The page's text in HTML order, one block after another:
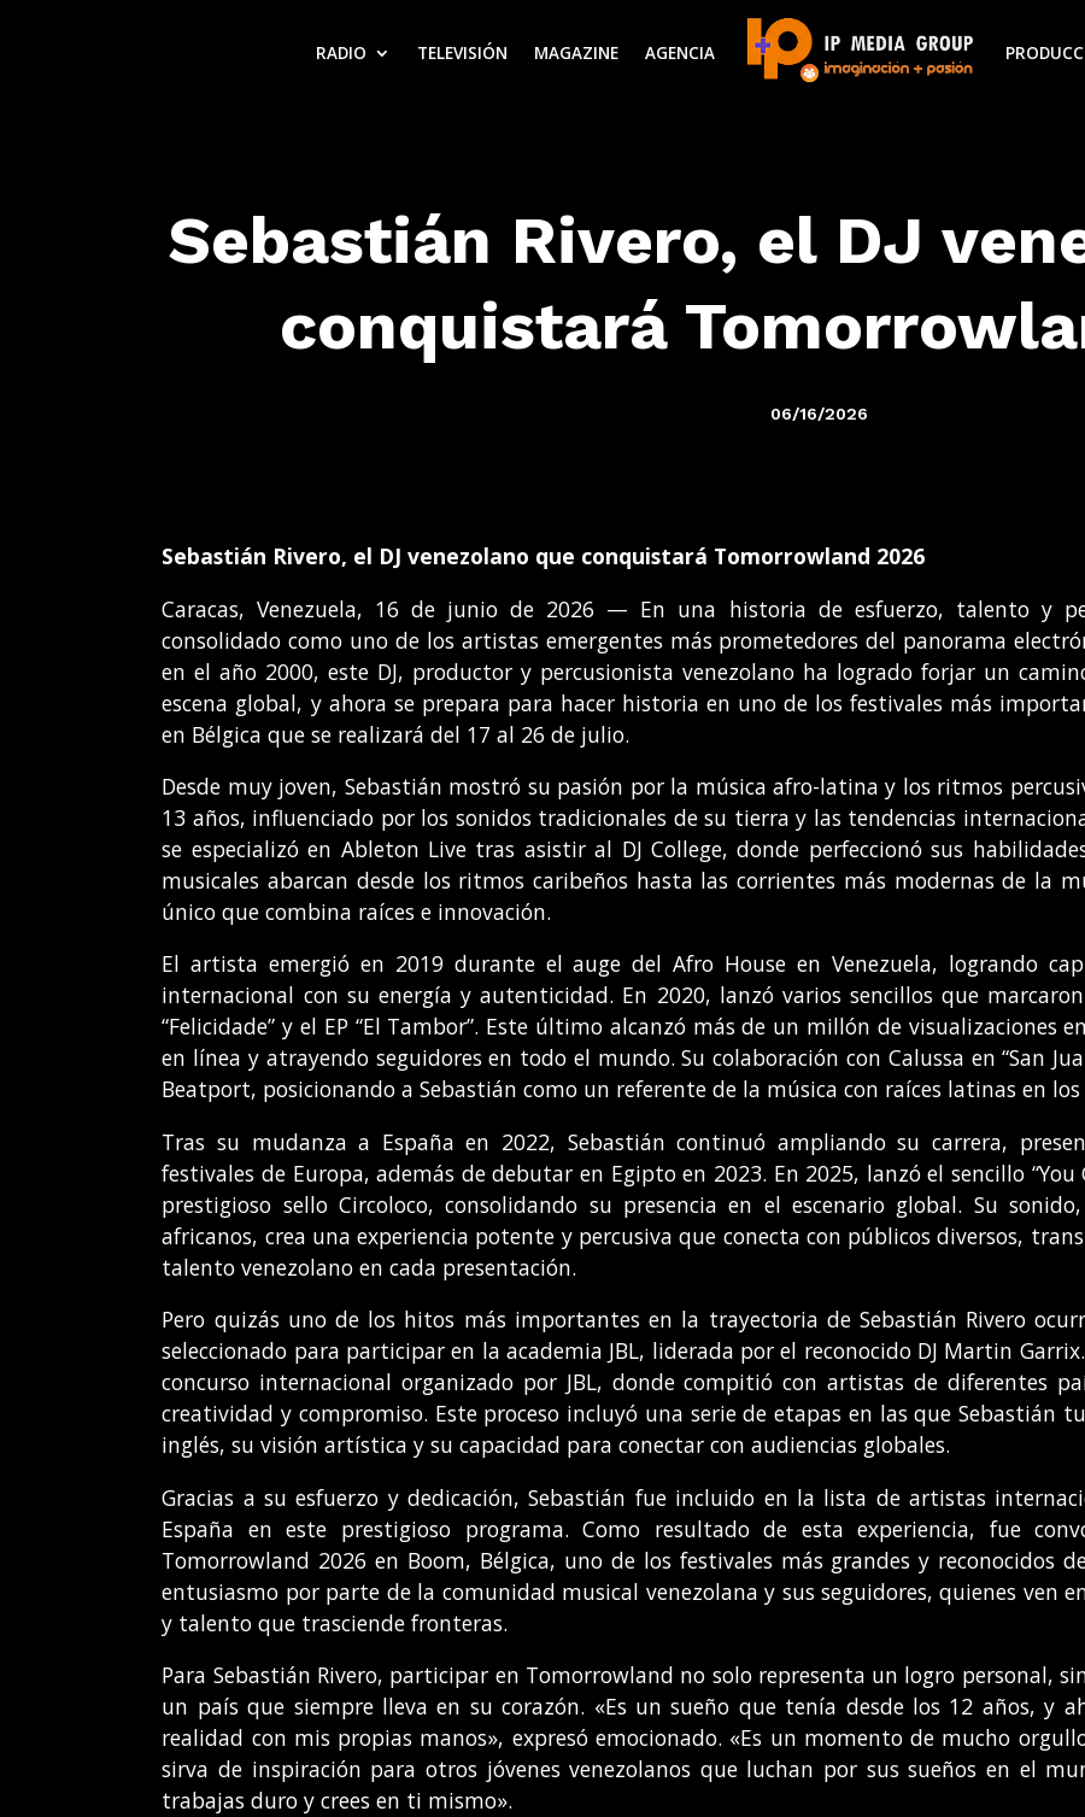
RADIO TELEVISIÓN MAGAZINE AGENCIA
Sebastián Rivero, el DJ
conquistará
06/16/2026
Sebastián Rivero, el DJ venezolano que conquistará Tomorrowland 2026
Caracas, Venezuela, 16 de junio de 2026 — En una historia de esfuerzo, talento y
consolidado como uno de los artistas emergentes más prometedores del panorama
en el año 2000, este DJ, productor y percusionista venezolano ha logrado forjar un
escena global, y ahora se prepara para hacer historia en uno de los festivales más
en Bélgica que se realizará del 17 al 26 de julio.
Desde muy joven, Sebastián mostró su pasión por la música afro-latina y los ritmos
13 años, influenciado por los sonidos tradicionales de su tierra y las tendencias
se especializó en Ableton Live tras asistir al DJ College, donde perfeccionó sus
musicales abarcan desde los ritmos caribeños hasta las corrientes más modernas de la
único que combina raíces e innovación.
El artista emergió en 2019 durante el auge del Afro House en Venezuela, logrando
internacional con su energía y autenticidad. En 2020, lanzó varios sencillos que
“Felicidade” y el EP “El Tambor”. Este último alcanzó más de un millón de visualizaciones
en línea y atrayendo seguidores en todo el mundo. Su colaboración con Calussa en “San
Beatport, posicionando a Sebastián como un referente de la música con raíces latinas en
Tras su mudanza a España en 2022, Sebastián continuó ampliando su carrera,
festivales de Europa, además de debutar en Egipto en 2023. En 2025, lanzó el sencillo
prestigioso sello Circoloco, consolidando su presencia en el escenario global. Su
africanos, crea una experiencia potente y percusiva que conecta con públicos diversos,
talento venezolano en cada presentación.
Pero quizás uno de los hitos más importantes en la trayectoria de Sebastián Rivero
seleccionado para participar en la academia JBL, liderada por el reconocido DJ Martin
concurso internacional organizado por JBL, donde compitió con artistas de diferentes
creatividad y compromiso. Este proceso incluyó una serie de etapas en las que Sebastián
inglés, su visión artística y su capacidad para conectar con audiencias globales.
Gracias a su esfuerzo y dedicación, Sebastián fue incluido en la lista de artistas
España en este prestigioso programa. Como resultado de esta experiencia, fue
Tomorrowland 2026 en Boom, Bélgica, uno de los festivales más grandes y reconocidos
entusiasmo por parte de la comunidad musical venezolana y sus seguidores, quienes ven
y talento que trasciende fronteras.
Para Sebastián Rivero, participar en Tomorrowland no solo representa un logro personal,
un país que siempre lleva en su corazón. «Es un sueño que tenía desde los 12 años, y
realidad con mis propias manos», expresó emocionado. «Es un momento de mucho
sirva de inspiración para otros jóvenes venezolanos que luchan por sus sueños en el
trabajas duro y crees en ti mismo».